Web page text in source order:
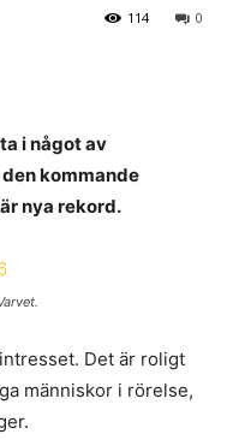
0
114
i något av
kommande
nya rekord.
Det är roligt
människor i rörelse,